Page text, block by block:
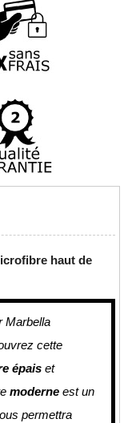
haut de
Marbella
cette
épais et
moderne est un
permettra